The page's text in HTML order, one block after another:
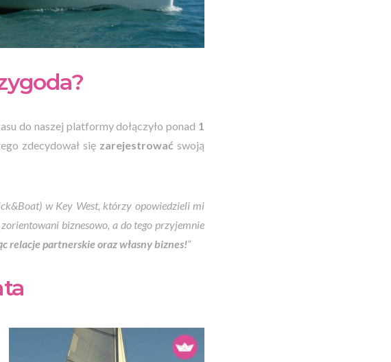
do naszej platformy dołączyło ponad 1
zdecydował się zarejestrować swoją
w Key West, którzy opowiedzieli mi
biznesowo, a do tego przyjemnie
relacje partnerskie oraz własny biznes!”